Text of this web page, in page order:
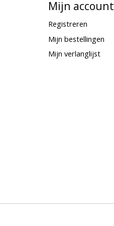
Mijn account
Registreren
Mijn bestellingen
Mijn verlanglijst